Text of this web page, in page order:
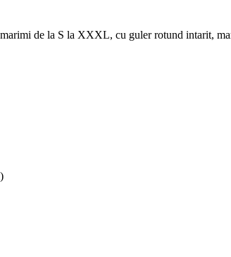
de la S la XXXL, cu guler rotund intarit,